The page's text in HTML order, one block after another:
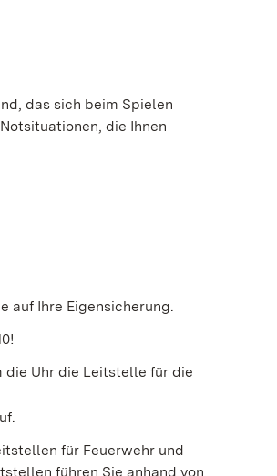
das sich beim Spielen
die Ihnen
auf Ihre Eigensicherung.
die Uhr die Leitstelle für die
für Feuerwehr und
führen Sie anhand von